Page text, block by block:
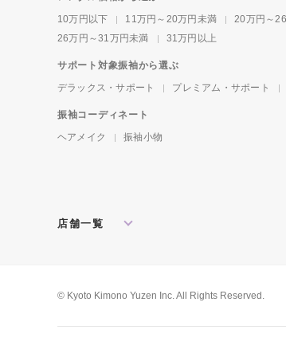
10万円以下
11万円～20万円未満
20万円～
26万円～31万円未満
31万円以上
サポート対象振袖から選ぶ
デラックス・サポート
プレミアム・サポート
振袖コーディネート
ヘアメイク
振袖小物
店舗一覧
松戸店
東京本館 新宿店
© Kyoto Kimono Yuzen Inc. All Rights Reserved.